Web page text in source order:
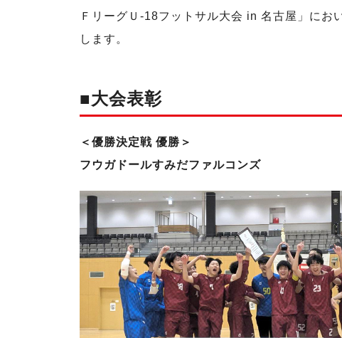
ＦリーグＵ-18フットサル大会 in 名古屋」にお
します。
■大会表彰
＜優勝決定戦 優勝＞
フウガドールすみだファルコンズ